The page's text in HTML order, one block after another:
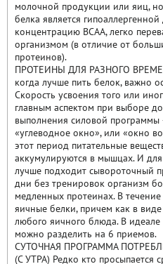
молочной продукции или яиц,
белка является
концентрацию BCAA, легко
организмом (в отличие от
протеинов).
ПРОТЕИНЫ ДЛЯ РАЗНОГО
когда лучше пить белок, важно
Скорость усвоения того или
главным аспектом при выборе
выполнения силовой программы
«углеводное окно», или «окно
этот период питательные
аккумулируются в мышцах. И
лучше подходит сывороточный
дни без тренировок организм
медленных протеинах. В
яичные белки, причем как в виде
любого яичного блюда. В
можно разделить на 6 приемов.
СУТОЧНАЯ ПРОГРАММА
(С УТРА) Редко кто просыпается